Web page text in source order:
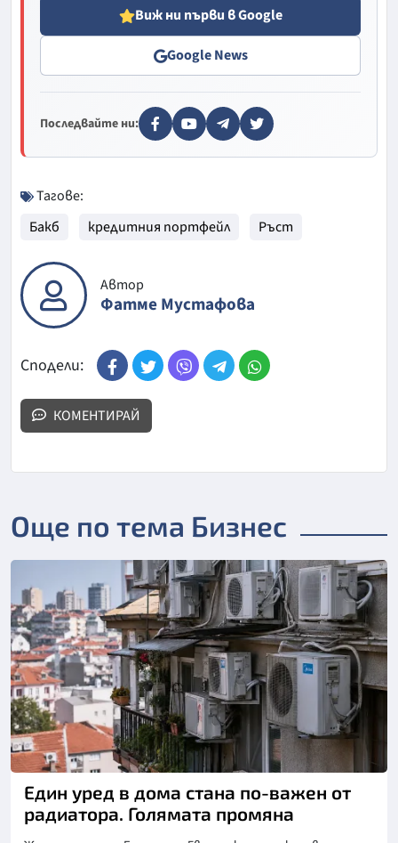
Виж ни първи в Google
Google News
Последвайте ни:
Тагове:
Бакб
кредитния портфейл Ръст
Автор
Фатме Мустафова
Сподели:
КОМЕНТИРАЙ
Още по тема Бизнес
Един уред в дома стана по-важен от
радиатора. Голямата промяна